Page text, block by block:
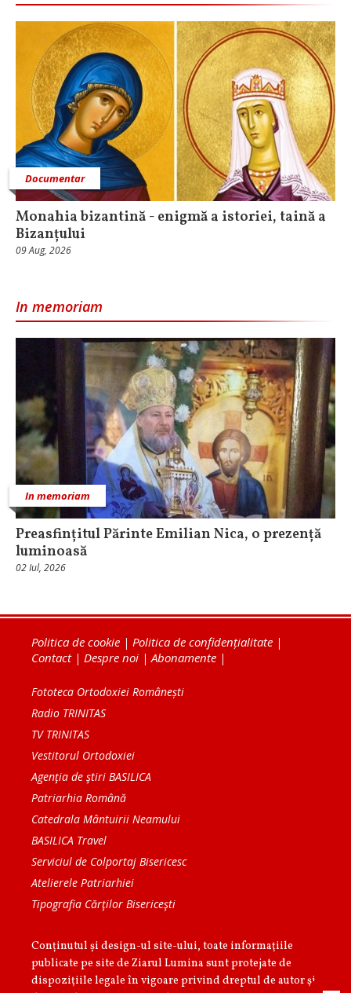
Documentar
Monahia bizantină - enigmă a istoriei, taină a
Bizanțului
09 Aug, 2026
In memoriam
In memoriam
Preasfințitul Părinte Emilian Nica, o prezență
luminoasă
02 Iul, 2026
Politica de cookie | Politica de confidențialitate |
Contact| Despre noi | Abonamente |
Fototeca Ortodoxiei Românești
Radio TRINITAS
TV TRINITAS
Vestitorul Ortodoxiei
Agenţia de ştiri BASILICA
Patriarhia Română
Catedrala Mântuirii Neamului
BASILICA Travel
Serviciul de Colportaj Bisericesc
Atelierele Patriarhiei
Tipografia Cărţilor Bisericeşti
Conținutul și design-ul site-ului, toate informaţiile
publicate pe site de Ziarul Lumina sunt protejate de
dispoziţiile legale în vigoare privind dreptul de autor şi